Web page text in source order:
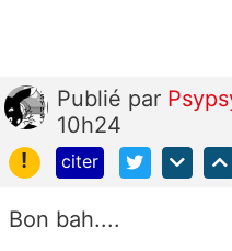
Publié par
10h24
!
citer
Bon bah....